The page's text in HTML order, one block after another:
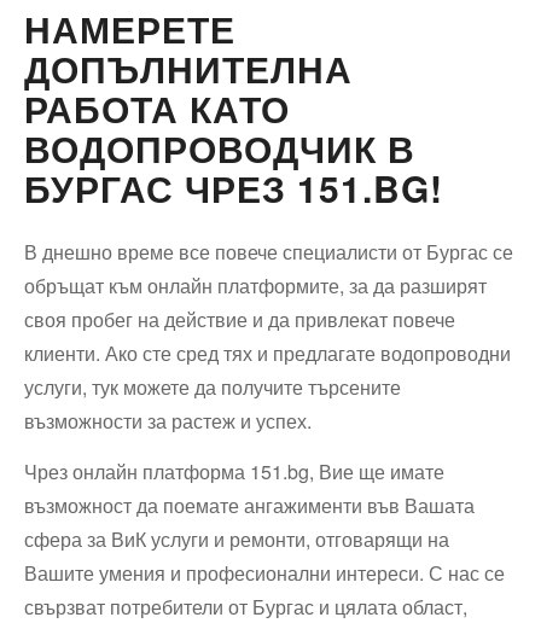
НАМЕРЕТЕ
ДОПЪЛНИТЕЛНА
РАБОТА КАТО
ВОДОПРОВОДЧИК В
БУРГАС ЧРЕЗ 151.BG!
В днешно време все повече специалисти от Бургас се
обръщат към онлайн платформите, за да разширят
своя пробег на действие и да привлекат повече
клиенти. Ако сте сред тях и предлагате водопроводни
услуги, тук можете да получите търсените
възможности за растеж и успех.
Чрез онлайн платформа 151.bg, Вие ще имате
възможност да поемате ангажименти във Вашата
сфера за ВиК услуги и ремонти, отговарящи на
Вашите умения и професионални интереси. С нас се
свързват потребители от Бургас и цялата област,